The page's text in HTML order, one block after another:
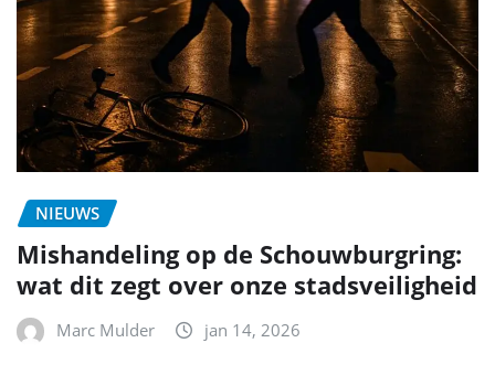
NIEUWS
Mishandeling op de Schouwburgring:
wat dit zegt over onze stadsveiligheid
Marc Mulder jan 14, 2026